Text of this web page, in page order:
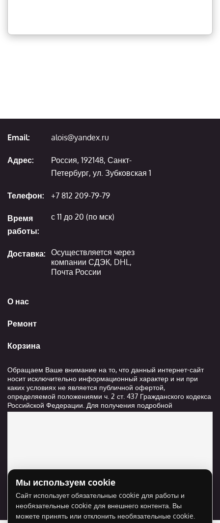
О нас
Ремонт
Корзина
Email: alois@yandex.ru
Адрес:
Россия, 192148, Санкт-
Петербург, ул. Зубковская 1
Телефон: +7 812 209-79-79
Время
работы:
с 11 до 20 (по мск)
Доставка: Осуществляется через
компании СДЭК, DHL,
Почта России
Обращаем Ваше внимание на то, что данный интернет-сайт
носит исключительно информационный характер и ни при
каких условиях не является публичной офертой,
определяемой положениями ч. 2 ст. 437 Гражданского кодекса
Российской Федерации. Для получения подробной
информации о стоимости и сроках выполнения услуг,
Для отображения карты нужно разрешить
использование cookie для внешнего контента.
Разрешить cookie
Мы используем cookie
Сайт использует обязательные cookie для работы и
необязательные cookie для внешнего контента. Вы
можете принять или отклонить необязательные cookie.